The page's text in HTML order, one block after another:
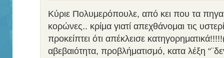
Κύριε Πολυμερόπουλε, από κει που τα
κορώνες.. κρίμα γιατί απεχθάνομαι τις
προκείπτει ότι απέκλεισε
αβεβαιότητα, προβλήματισμό, κατα λέξη